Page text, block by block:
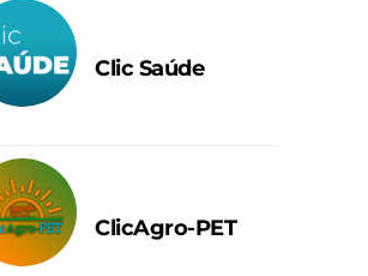
Clic Saúde
ClicAgro-PET